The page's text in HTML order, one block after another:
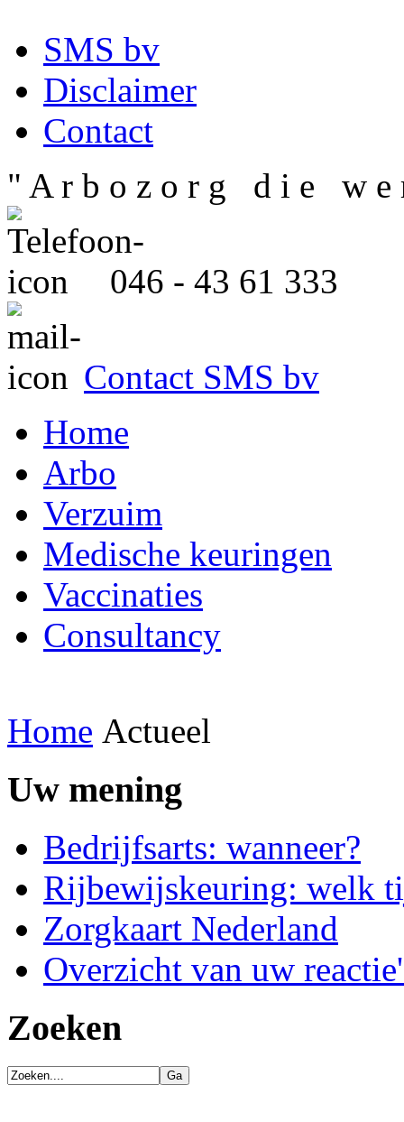
SMS bv
Disclaimer
Contact
" A r b o z o r g d i e w e
046 - 43 61 333
Contact SMS bv
Home
Arbo
Verzuim
Medische keuringen
Vaccinaties
Consultancy
Home Actueel
Uw mening
Bedrijfsarts: wanneer?
Rijbewijskeuring: welk
Zorgkaart Nederland
Overzicht van uw
Zoeken